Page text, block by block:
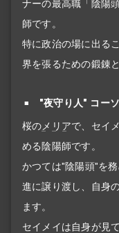
ナーの最高職「陰陽
師です。
特に政治の場に出る
界を張るための鍛錬
"夜守り人" コー
桜の メリアで、セイ
める陰陽師です。
かつては"陰陽頭"を
進に譲り渡し、自身
ます。
セイメイは自身が見